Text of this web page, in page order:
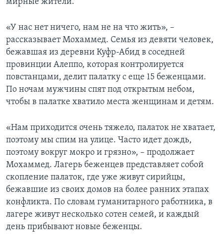
мирные жители.
«У нас нет ничего, нам не на что жить», –
рассказывает Мохаммед. Семья из девяти человек,
бежавшая из деревни Куфр-Абид в соседней
провинции Алеппо, которая контролируется
повстанцами, делит палатку с еще 15 беженцами.
По ночам мужчины спят под открытым небом,
чтобы в палатке хватило места женщинам и детям.
«Нам приходится очень тяжело, палаток не хватает,
поэтому мы спим на улице. Часто идет дождь,
поэтому вокруг мокро и грязно», – продолжает
Мохаммед. Лагерь беженцев представляет собой
скопление палаток, где уже живут сирийцы,
бежавшие из своих домов на более ранних этапах
конфликта. По словам гуманитарного работника, в
лагере живут несколько сотен семей, и каждый
день прибывают новые беженцы.